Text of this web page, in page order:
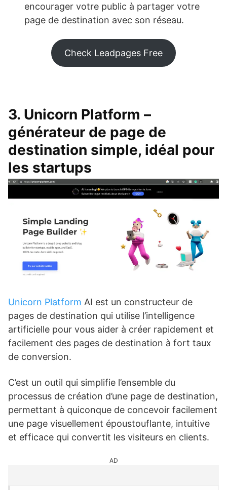
encourager votre public à partager votre
page de destination avec son réseau.
Check Leadpages Free
3. Unicorn Platform –
générateur de page de
destination simple, idéal pour
les startups
Unicorn Platform AI est un constructeur de
pages de destination qui utilise l’intelligence
artificielle pour vous aider à créer rapidement et
facilement des pages de destination à fort taux
de conversion.
C’est un outil qui simplifie l’ensemble du
processus de création d’une page de destination,
permettant à quiconque de concevoir facilement
une page visuellement époustouflante, intuitive
et efficace qui convertit les visiteurs en clients.
AD